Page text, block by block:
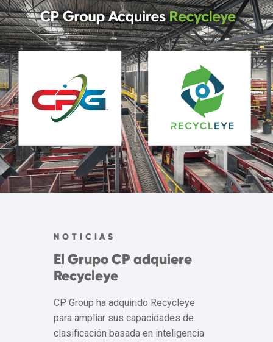
NOTICIAS
El Grupo CP adquiere
Recycleye
CP Group ha adquirido Recycleye
para ampliar sus capacidades de
clasificación basada en inteligencia